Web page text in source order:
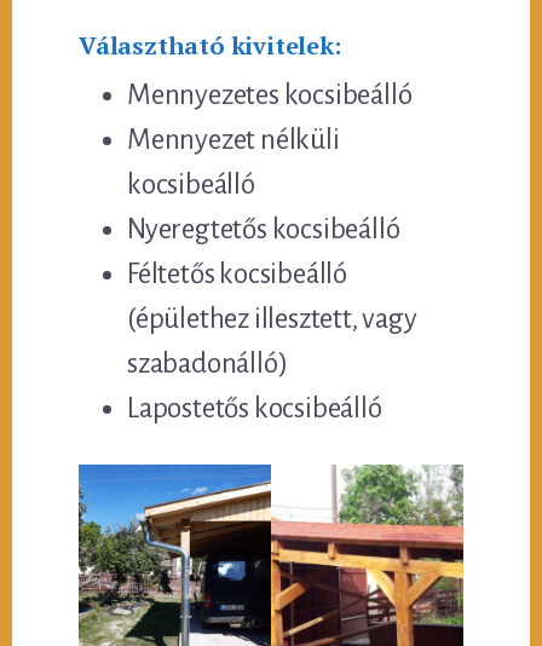
Választható kivitelek:
Mennyezetes kocsibeálló
Mennyezet nélküli
kocsibeálló
Nyeregtetős kocsibeálló
Féltetős kocsibeálló
(épülethez illesztett, vagy
szabadonálló)
Lapostetős kocsibeálló